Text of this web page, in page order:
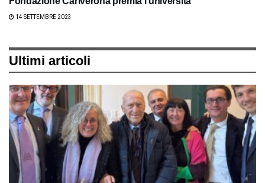
14 SETTEMBRE 2023
Ultimi articoli